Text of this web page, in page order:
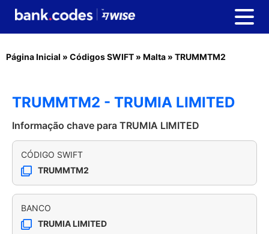
Página Inicial » Códigos SWIFT » Malta » TRUMMTM2
TRUMMTM2 - TRUMIA LIMITED
Informação chave para TRUMIA LIMITED
CÓDIGO SWIFT
TRUMMTM2
BANCO
TRUMIA LIMITED